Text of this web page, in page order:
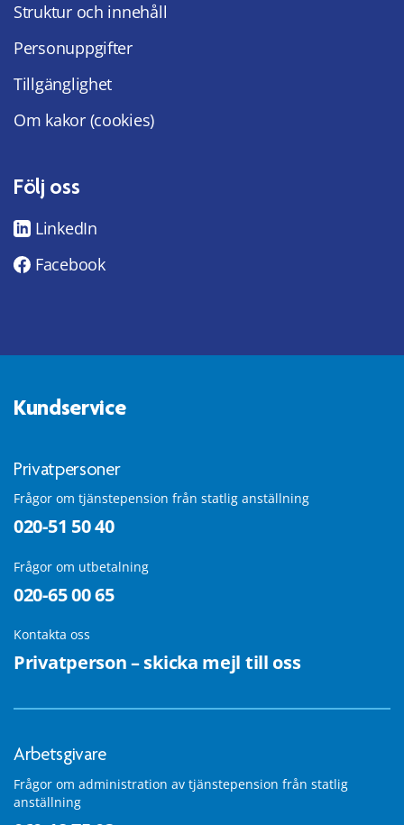
Struktur och innehåll
Personuppgifter
Tillgänglighet
Om kakor (cookies)
Följ oss
LinkedIn
Facebook
Kundservice
Privatpersoner
Frågor om tjänstepension från statlig anställning
020-51 50 40
Frågor om utbetalning
020-65 00 65
Kontakta oss
Privatperson – skicka mejl till oss
Arbetsgivare
Frågor om administration av tjänstepension från statlig
anställning